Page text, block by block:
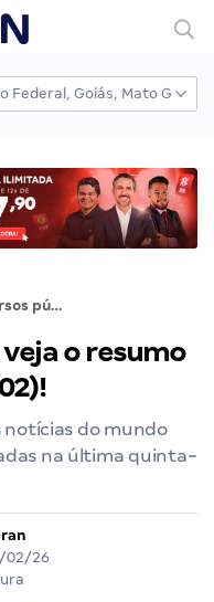
Concursos públicos: veja o resumo de quinta-feira (26/02)!
o resumo
notícias do mundo
na última quinta-
02/26